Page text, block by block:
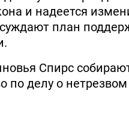
и надеется
план
Спирс
по делу о